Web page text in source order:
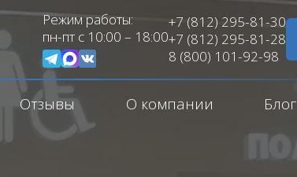
Режим работы:
пн-пт с 10:00 – 18:00
+7 (812) 295-81-30
+7 (812) 295-81-28
8 (800) 101-92-98
Отзывы О компании Блог